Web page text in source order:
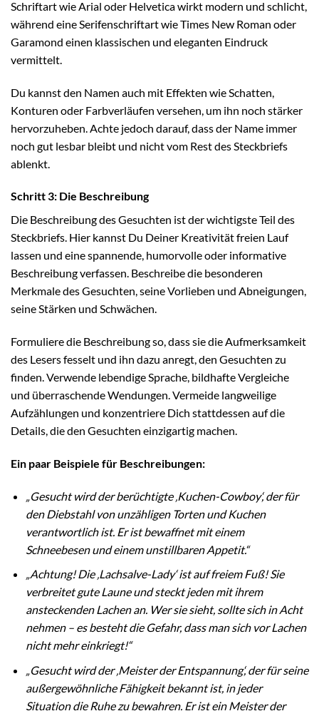
Schriftart wie Arial oder Helvetica wirkt modern und schlicht,
während eine Serifenschriftart wie Times New Roman oder
Garamond einen klassischen und eleganten Eindruck
vermittelt.
Du kannst den Namen auch mit Effekten wie Schatten,
Konturen oder Farbverläufen versehen, um ihn noch stärker
hervorzuheben. Achte jedoch darauf, dass der Name immer
noch gut lesbar bleibt und nicht vom Rest des Steckbriefs
ablenkt.
Schritt 3: Die Beschreibung
Die Beschreibung des Gesuchten ist der wichtigste Teil des
Steckbriefs. Hier kannst Du Deiner Kreativität freien Lauf
lassen und eine spannende, humorvolle oder informative
Beschreibung verfassen. Beschreibe die besonderen
Merkmale des Gesuchten, seine Vorlieben und Abneigungen,
seine Stärken und Schwächen.
Formuliere die Beschreibung so, dass sie die Aufmerksamkeit
des Lesers fesselt und ihn dazu anregt, den Gesuchten zu
finden. Verwende lebendige Sprache, bildhafte Vergleiche
und überraschende Wendungen. Vermeide langweilige
Aufzählungen und konzentriere Dich stattdessen auf die
Details, die den Gesuchten einzigartig machen.
Ein paar Beispiele für Beschreibungen:
„Gesucht wird der berüchtigte ‚Kuchen-Cowboy‘, der für
den Diebstahl von unzähligen Torten und Kuchen
verantwortlich ist. Er ist bewaffnet mit einem
Schneebesen und einem unstillbaren Appetit.“
„Achtung! Die ‚Lachsalve-Lady‘ ist auf freiem Fuß! Sie
verbreitet gute Laune und steckt jeden mit ihrem
ansteckenden Lachen an. Wer sie sieht, sollte sich in Acht
nehmen – es besteht die Gefahr, dass man sich vor Lachen
nicht mehr einkriegt!“
„Gesucht wird der ‚Meister der Entspannung‘, der für seine
außergewöhnliche Fähigkeit bekannt ist, in jeder
Situation die Ruhe zu bewahren. Er ist ein Meister der